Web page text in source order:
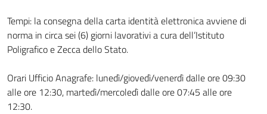
Tempi: la consegna della carta identità elettronica avviene di
norma in circa sei (6) giorni lavorativi a cura dell’Istituto
Poligrafico e Zecca dello Stato.
Orari Ufficio Anagrafe: lunedì/giovedì/venerdì dalle ore 09:30
alle ore 12:30, martedì/mercoledì dalle ore 07:45 alle ore
12:30.